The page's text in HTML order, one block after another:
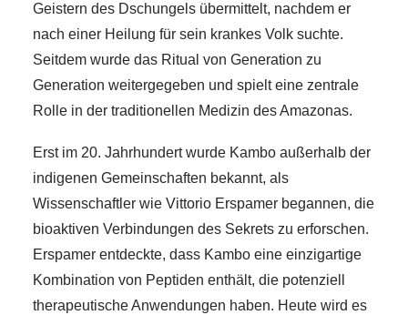
Geistern des Dschungels übermittelt, nachdem er
nach einer Heilung für sein krankes Volk suchte.
Seitdem wurde das Ritual von Generation zu
Generation weitergegeben und spielt eine zentrale
Rolle in der traditionellen Medizin des Amazonas.
Erst im 20. Jahrhundert wurde Kambo außerhalb der
indigenen Gemeinschaften bekannt, als
Wissenschaftler wie Vittorio Erspamer begannen, die
bioaktiven Verbindungen des Sekrets zu erforschen.
Erspamer entdeckte, dass Kambo eine einzigartige
Kombination von Peptiden enthält, die potenziell
therapeutische Anwendungen haben. Heute wird es